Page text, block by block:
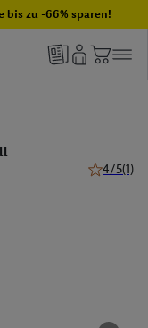
bis zu -66% sparen!
4/5(1)